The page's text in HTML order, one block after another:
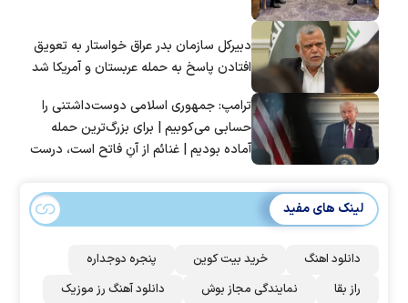
دبیرکل سازمان بدر عراق خواستار به تعویق
افتادن پاسخ به حمله عربستان و آمریکا شد
ترامپ: جمهوری اسلامی دوست‌داشتنی را
حسابی می‌کوبیم | برای بزرگ‌ترین حمله
آماده بودیم | غنائم از آنِ فاتح است، درست
لینک های مفید
دانلود اهنگ خرید بیت کوین
پنجره دوجداره
راز بقا
نمایندگی مجاز بوش
دانلود آهنگ رز‌ موزیک